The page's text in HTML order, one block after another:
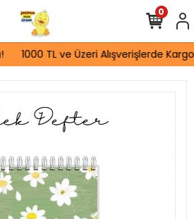
1000 TL ve Üzeri Alışverişlerde
0